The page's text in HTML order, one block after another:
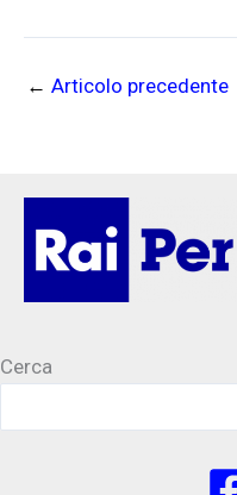
← Articolo precedente
Cerca